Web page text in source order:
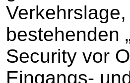
bestehenden
Security vor
Eingangs-